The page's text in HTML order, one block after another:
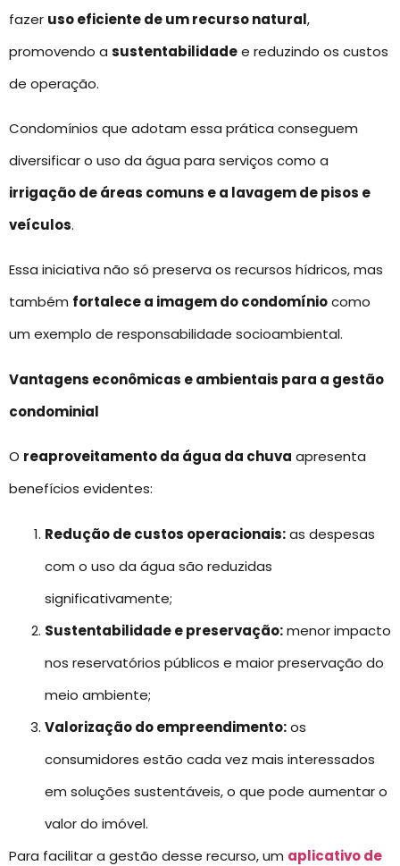
fazer uso eficiente de um recurso natural,
promovendo a sustentabilidadee reduzindo os custos
de operação.
Condomínios que adotam essa prática conseguem
diversificar o uso da água para serviços como a
irrigação de áreas comuns e a lavagem de pisos e
veículos.
Essa iniciativa não só preserva os recursos hídricos, mas
também fortalece a imagem do condomíniocomo
um exemplo de responsabilidade socioambiental.
Vantagens econômicas e ambientais para a gestão
condominial
O reaproveitamento da água da chuva apresenta
benefícios evidentes:
Redução de custos operacionais:as despesas
com o uso da água são reduzidas
significativamente;
Sustentabilidade e preservação:menor impacto
nos reservatórios públicos e maior preservação do
meio ambiente;
Valorização do empreendimento:os
consumidores estão cada vez mais interessados
em soluções sustentáveis, o que pode aumentar o
valor do imóvel.
Para facilitar a gestão desse recurso, um aplicativo de